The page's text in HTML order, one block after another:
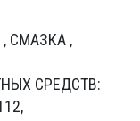
СМАЗКА ,
СРЕДСТВ: